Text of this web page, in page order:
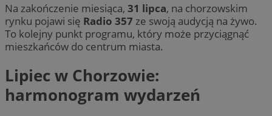
Na zakończenie miesiąca, 31 lipca, na chorzowskim
rynku pojawi się Radio 357 ze swoją audycją na żywo.
To kolejny punkt programu, który może przyciągnąć
mieszkańców do centrum miasta.
Lipiec w Chorzowie:
harmonogram wydarzeń